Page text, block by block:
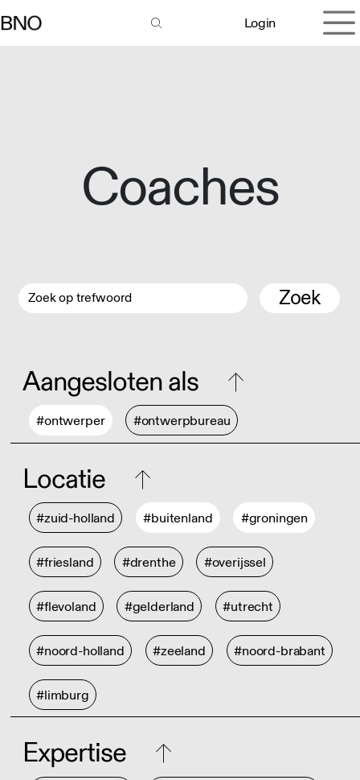
Login
Coaches
Zoek
Aangesloten als
#ontwerper #ontwerpbureau
Locatie
#zuid-holland #buitenland #groningen
#friesland #drenthe #overijssel
#flevoland #gelderland #utrecht
#noord-holland #zeeland #noord-brabant
#limburg
Expertise